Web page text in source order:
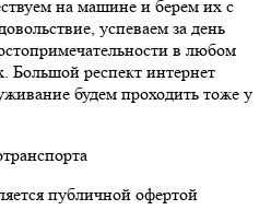
на машине и берем их с
успеваем за день
в любом
Большой респект интернет
будем проходить тоже у
публичной офертой